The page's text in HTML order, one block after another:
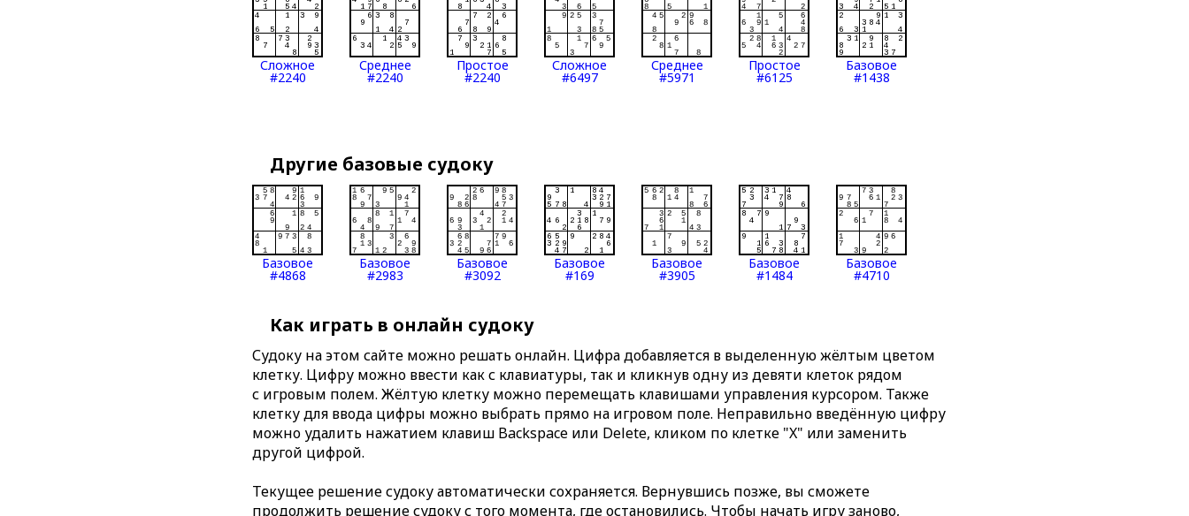
Сложное
#2240
Среднее
#2240
Простое
#2240
Сложное
#6497
Среднее
#5971
Простое
#6125
Базовое
#1438
Другие базовые судоку
Базовое
#4868
Базовое
#2983
Базовое
#3092
Базовое
#169
Базовое
#3905
Базовое
#1484
Базовое
#4710
Как играть в онлайн судоку
Судоку на этом сайте можно решать онлайн. Цифра добавляется в выделенную жёлтым цветом
клетку. Цифру можно ввести как с клавиатуры, так и кликнув одну из девяти клеток рядом
с игровым полем. Жёлтую клетку можно перемещать клавишами управления курсором. Также
клетку для ввода цифры можно выбрать прямо на игровом поле. Неправильно введённую цифру
можно удалить нажатием клавиш Backspace или Delete, кликом по клетке "X" или заменить
другой цифрой.
Текущее решение судоку автоматически сохраняется. Вернувшись позже, вы сможете
продолжить решение судоку с того момента, где остановились. Чтобы начать игру заново,